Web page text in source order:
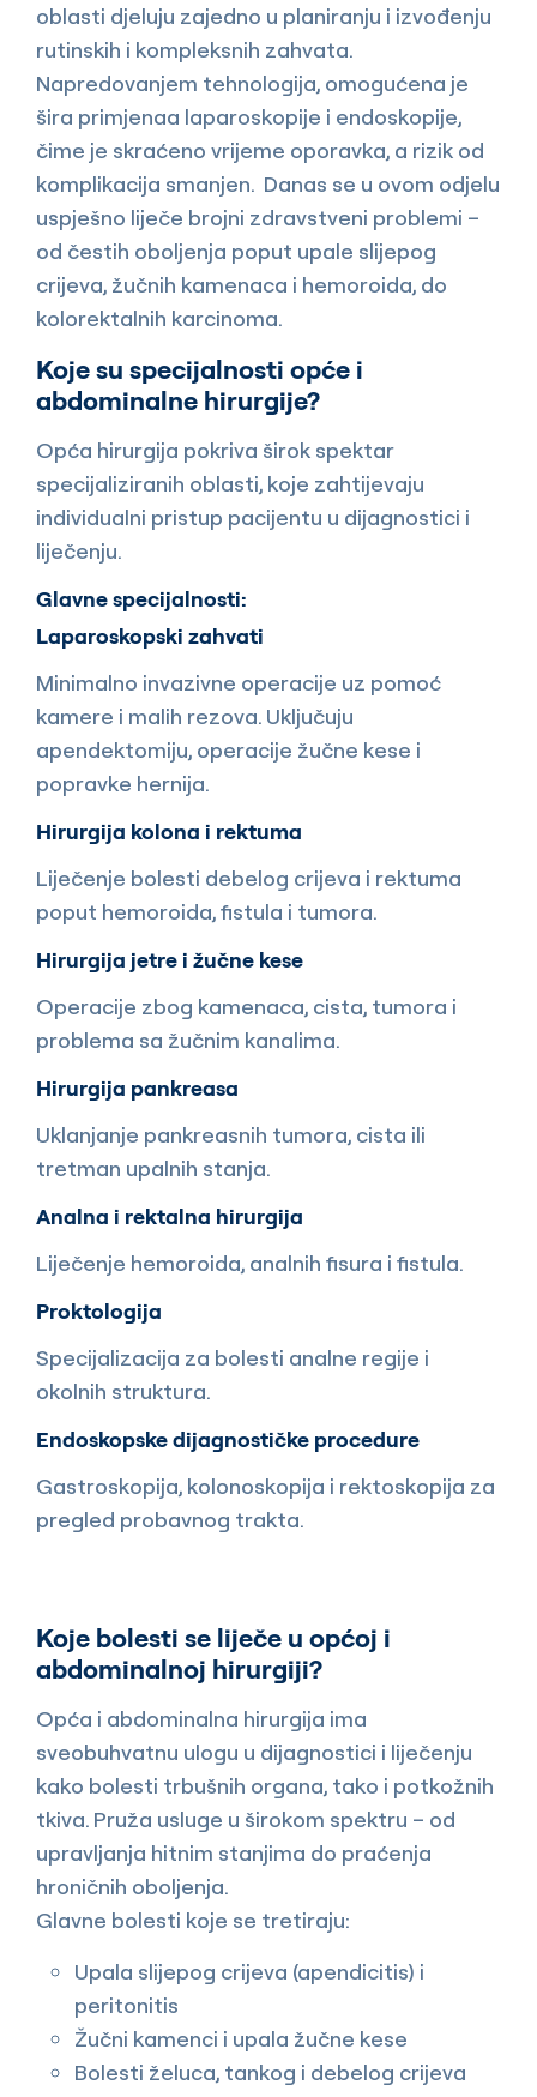
oblasti djeluju zajedno u planiranju i izvođenju
rutinskih i kompleksnih zahvata.
Napredovanjem tehnologija, omogućena je
šira primjenaa laparoskopije i endoskopije,
čime je skraćeno vrijeme oporavka, a rizik od
komplikacija smanjen. Danas se u ovom odjelu
uspješno liječe brojni zdravstveni problemi –
od čestih oboljenja poput upale slijepog
crijeva, žučnih kamenaca i hemoroida, do
kolorektalnih karcinoma.
Koje su specijalnosti opće i
abdominalne hirurgije?
Opća hirurgija pokriva širok spektar
specijaliziranih oblasti, koje zahtijevaju
individualni pristup pacijentu u dijagnostici i
liječenju.
Glavne specijalnosti:
Laparoskopski zahvati
Minimalno invazivne operacije uz pomoć
kamere i malih rezova. Uključuju
apendektomiju, operacije žučne kese i
popravke hernija.
Hirurgija kolona i rektuma
Liječenje bolesti debelog crijeva i rektuma
poput hemoroida, fistula i tumora.
Hirurgija jetre i žučne kese
Operacije zbog kamenaca, cista, tumora i
problema sa žučnim kanalima.
Hirurgija pankreasa
Uklanjanje pankreasnih tumora, cista ili
tretman upalnih stanja.
Analna i rektalna hirurgija
Liječenje hemoroida, analnih fisura i fistula.
Proktologija
Specijalizacija za bolesti analne regije i
okolnih struktura.
Endoskopske dijagnostičke procedure
Gastroskopija, kolonoskopija i rektoskopija za
pregled probavnog trakta.
Koje bolesti se liječe u općoj i
abdominalnoj hirurgiji?
Opća i abdominalna hirurgija ima
sveobuhvatnu ulogu u dijagnostici i liječenju
kako bolesti trbušnih organa, tako i potkožnih
tkiva. Pruža usluge u širokom spektru – od
upravljanja hitnim stanjima do praćenja
hroničnih oboljenja.
Glavne bolesti koje se tretiraju:
Upala slijepog crijeva (apendicitis) i
peritonitis
Žučni kamenci i upala žučne kese
Bolesti želuca, tankog i debelog crijeva